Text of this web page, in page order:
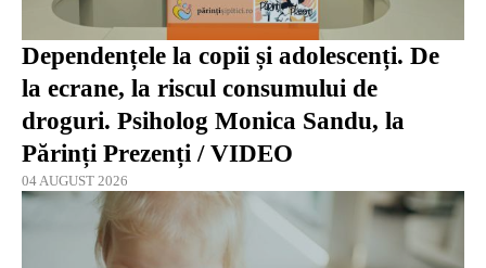
Dependențele la copii și adolescenți. De
la ecrane, la riscul consumului de
droguri. Psiholog Monica Sandu, la
Părinți Prezenți / VIDEO
04 AUGUST 2026